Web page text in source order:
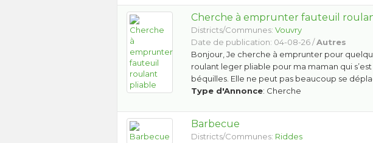
Cherche à emprunter fauteuil
Districts/Communes:Vouvry
Date de publication: 04-08-26 /Autres
Bonjour, Je cherche à emprunter pour
roulant leger pliable pour ma maman qui
béquilles. Elle ne peut pas beaucoup se
Type d'Annonce: Cherche
Barbecue
Districts/Communes: Riddes